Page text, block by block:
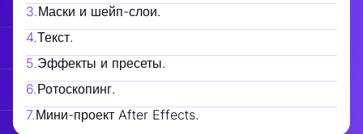
3.Маски и шейп-слои.
4.Текст.
5.Эффекты и пресеты.
6.Ротоскопинг.
7.Мини-проект After Effects.